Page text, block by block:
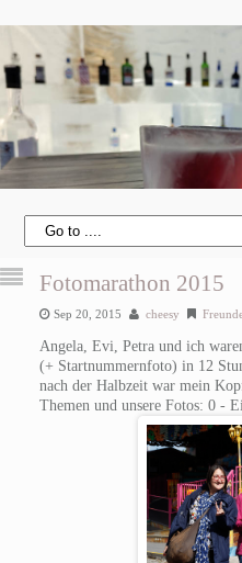
Fotomarathon 2015
Sep 20, 2015 cheesy
Angela, Evi, Petra und ich
(+ Startnummernfoto) in 12
nach der Halbzeit war mein
Themen und unsere Fotos: 0 -